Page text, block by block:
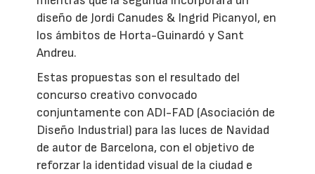
diseño de Jordi Canudes & Ingrid Picanyol, en
los ámbitos de Horta-Guinardó y Sant
Andreu.
Estas propuestas son el resultado del
concurso creativo convocado
conjuntamente con ADI-FAD (Asociación de
Diseño Industrial) para las luces de Navidad
de autor de Barcelona, con el objetivo de
reforzar la identidad visual de la ciudad e